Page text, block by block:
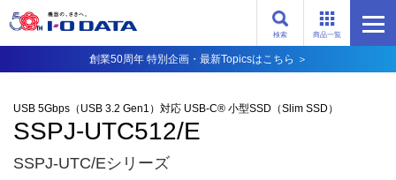
商品一覧
検索
創業50周年 特別企画・最新Topicsはこちら ＞
USB 5Gbps（USB 3.2 Gen1）対応 USB-C® 小型SSD（Slim SSD）
SSPJ-UTC512/E
SSPJ-UTC/Eシリーズ